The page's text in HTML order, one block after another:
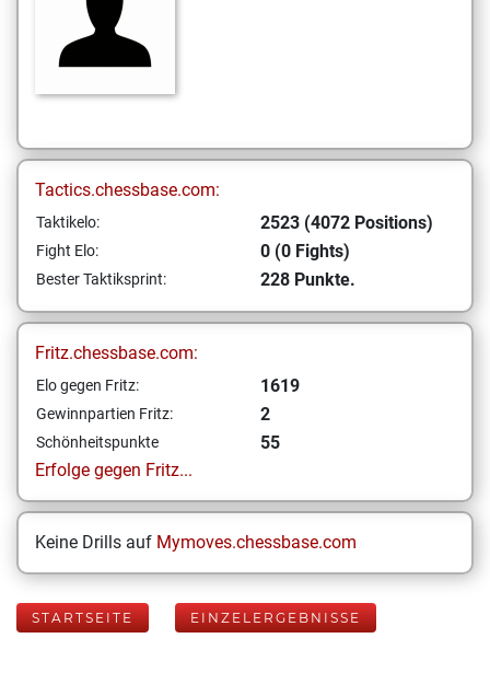
Tactics.chessbase.com:
Taktikelo: 2523 (4072 Positions)
Fight Elo: 0 (0 Fights)
Bester Taktiksprint: 228 Punkte.
Fritz.chessbase.com:
Elo gegen Fritz: 1619
Gewinnpartien Fritz: 2
Schönheitspunkte
55
Erfolge gegen Fritz...
Keine Drills auf Mymoves.chessbase.com
STARTSEITE EINZELERGEBNISSE